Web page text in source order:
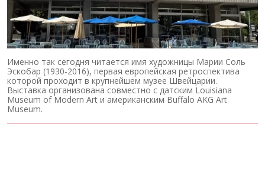
Именно так сегодня читается имя художницы Марии Соль
Эскобар (1930-2016), первая европейская ретроспектива
которой проходит в крупнейшем музее Швейцарии.
Выставка организована совместно с датским Louisiana
Museum of Modern Art и американским Buffalo AKG Art
Museum.